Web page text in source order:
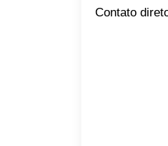
Contato